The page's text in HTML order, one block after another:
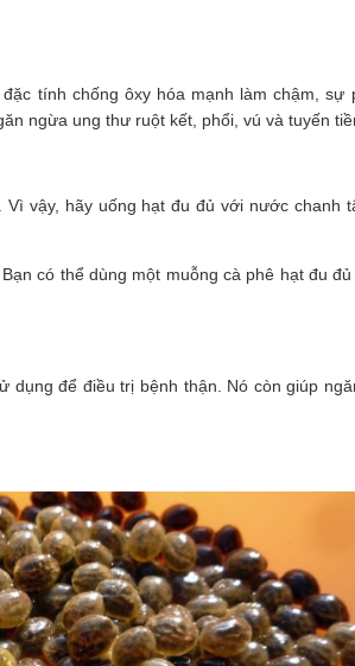
tính chống ôxy hóa mạnh làm chậm, sự
ngừa ung thư ruột kết, phổi, vú và tuyến
vậy, hãy uống hạt đu đủ với nước chanh
có thể dùng một muỗng cà phê hạt đu
để điều trị bệnh thận. Nó còn giúp